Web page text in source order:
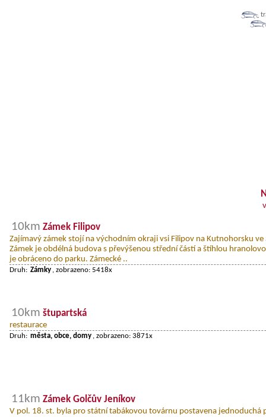
10km Zámek Filipov
Zajímavý zámek stojí na východním okraji vsi Filipov na Kutnohorsku ve
Zámek je obdélná budova s převýšenou střední částí a štíhlou
je obráceno do parku. Zámecké ..
Druh: Zámky , zobrazeno: 5418x
10km štupartská
restaurace
Druh: města, obce, domy , zobrazeno: 3871x
11km Zámek Golčův Jeníkov
V pol. 18. st. byla pro státní tabákovou továrnu postavena jednoduchá